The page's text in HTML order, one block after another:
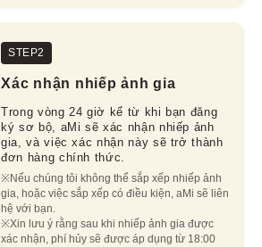
STEP2
Xác nhận nhiếp ảnh gia
Trong vòng 24 giờ kể từ khi bạn đăng
ký sơ bộ, aMi sẽ xác nhận nhiếp ảnh
gia, và việc xác nhận này sẽ trở thành
đơn hàng chính thức.
※Nếu chúng tôi không thể sắp xếp nhiếp ảnh
gia, hoặc việc sắp xếp có điều kiện, aMi sẽ liên
hệ với bạn.
※Xin lưu ý rằng sau khi nhiếp ảnh gia được
xác nhận, phí hủy sẽ được áp dụng từ 18:00